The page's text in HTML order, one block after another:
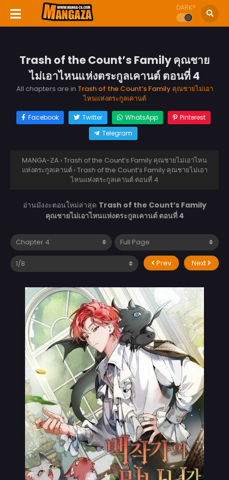
DARK?
Trash of the Count’s Family คุณชาย
ไม่เอาไหนแห่งตระกูลเคานต์ ตอนที่ 4
All chapters are in Trash of the Count’s Family คุณชายไม่เอา
ไหนแห่งตระกูลเคานต์
Facebook Twitter WhatsApp
Pinterest
Telegram
MANGA-ZA › Trash of the Count’s Family คุณชายไม่เอาไหน
แห่งตระกูลเคานต์ › Trash of the Count’s Family คุณชายไม่เอา
ไหนแห่งตระกูลเคานต์ ตอนที่ 4
อ่านมังงะตอนใหม่ล่าสุด Trash of the Count’s Family
คุณชายไม่เอาไหนแห่งตระกูลเคานต์ ตอนที่ 4
Prev Next